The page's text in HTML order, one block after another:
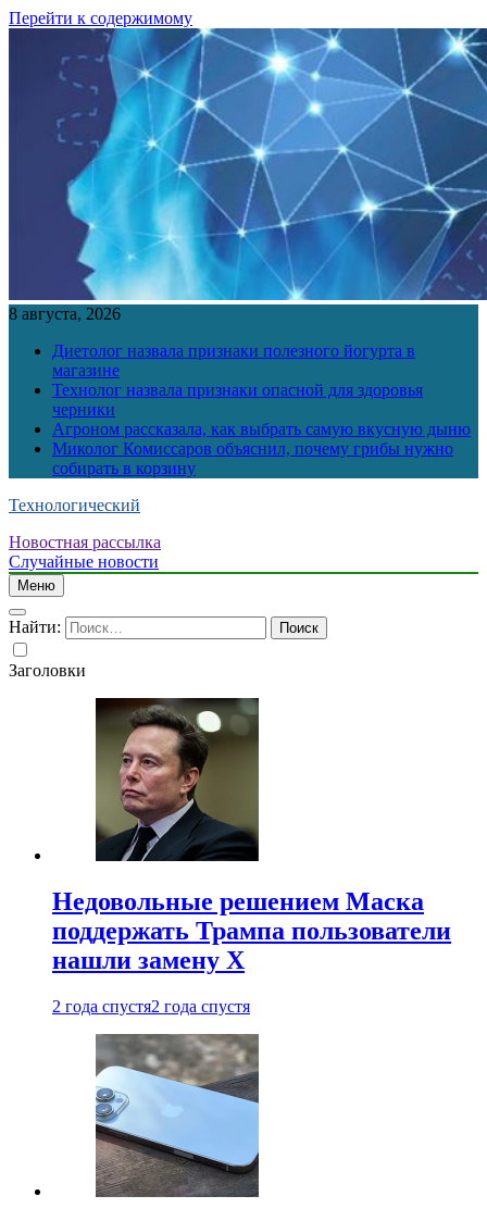
Перейти к содержимому
8 августа, 2026
Диетолог назвала признаки полезного йогурта в
магазине
Технолог назвала признаки опасной для здоровья
черники
Агроном рассказала, как выбрать самую вкусную дыню
Миколог Комиссаров объяснил, почему грибы нужно
собирать в корзину
Технологический
Новостная рассылка
Случайные новости
Меню
Найти:
Заголовки
Недовольные решением Маска
поддержать Трампа пользователи
нашли замену X
2 года спустя2 года спустя